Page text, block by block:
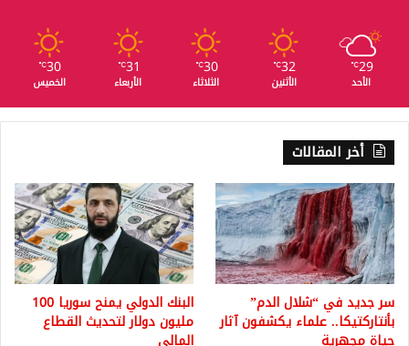
29
℃
الأحد
32
℃
الأثنين
30
℃
الثلاثاء
31
℃
الأربعاء
30
℃
الخميس
أخر المقالات
سر جديد في “شلال الدم”
بأنتاركتيكا.. علماء يكشفون آثار
حياة مجهرية
البنك الدولي يمنح سوريا 100
مليون دولار لتحديث القطاع
المالي